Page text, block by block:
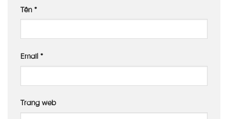
Tên *
Email *
Trang web